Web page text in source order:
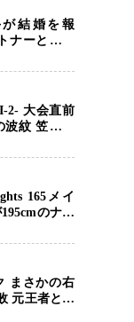
、その背景
巡る議論
結婚を報
ナーと歩む
」競技生活
謝
2- 大会直前
紋 笠原弘
ターは契約
山本歩夢と
止に
165メイ
のナビ
ダウン奪
え抜き判定
成
まさかの右
元王者とし
アクシデ